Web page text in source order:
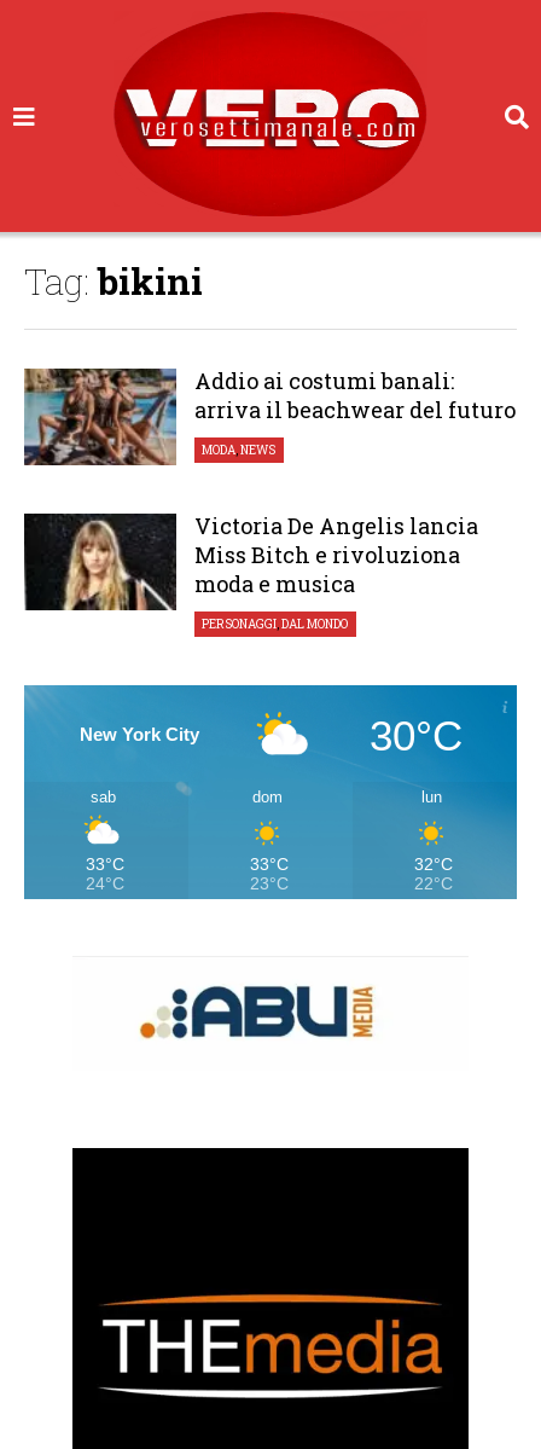
Tag:bikini
Addio ai costumi banali:
arriva il beachwear del futuro
MODA,NEWS
Victoria De Angelis lancia
Miss Bitch e rivoluziona
moda e musica
PERSONAGGI,DAL MONDO
New York City 30°C
sab
33°C
24°C
dom
33°C
23°C
lun
32°C
22°C